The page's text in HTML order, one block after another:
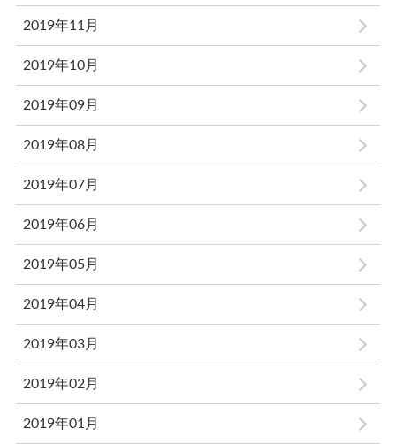
2019年11月
2019年10月
2019年09月
2019年08月
2019年07月
2019年06月
2019年05月
2019年04月
2019年03月
2019年02月
2019年01月